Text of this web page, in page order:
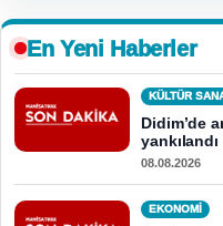
En Yeni Haberler
KÜLTÜR
Didim’de
yankılandı
08.08.2026
EKONOMI